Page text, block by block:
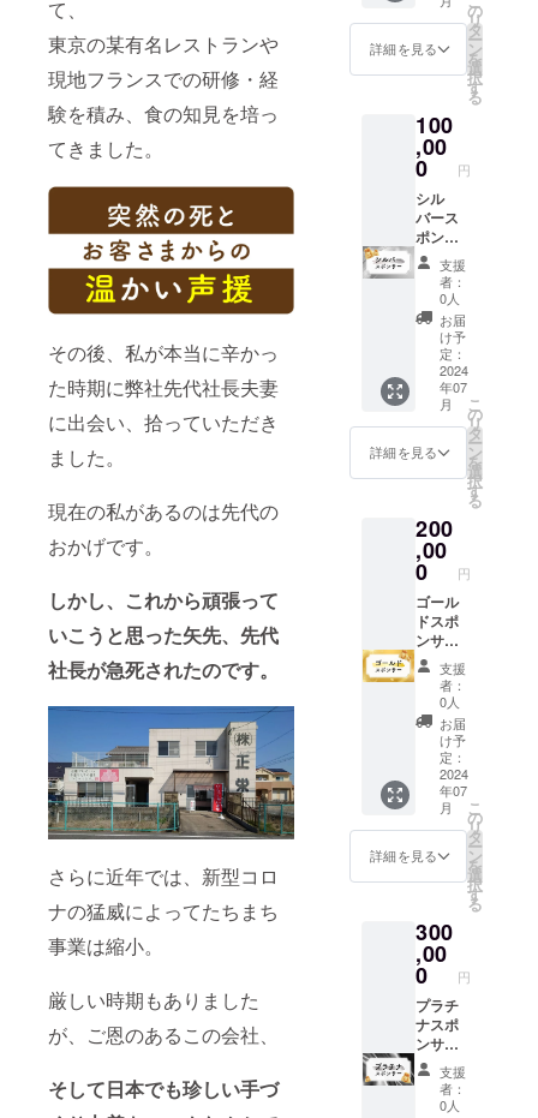
て、
東京の某有名レストランや
現地フランスでの研修・経
験を積み、食の知見を培っ
てきました。
その後、私が本当に辛かっ
た時期に弊社先代社長夫妻
に出会い、拾っていただき
ました。
現在の私があるのは先代の
おかげです。
しかし、これから頑張って
いこうと思った矢先、先代
社長が急死されたのです。
さらに近年では、新型コロ
ナの猛威によってたちまち
事業は縮小。
厳しい時期もありました
が、ご恩のあるこの会社、
そして日本でも珍しい手づ
ターン
送りい
たしま
参考
に、必
ず備考
キャラ
クター
の名前
①名前
②をご
記載く
ださい
※抽選結
果はお
届け日
より1ヶ
月後に
にてご
案内い
権をお
たしま
す。 概
の公式
キャラ
クター
を募集
しま
す。 ご
応募い
ただい
た方よ
り抽選
で2名に
巾着を
ご支援
いただ
いたリ
の2倍お
送りい
画像を
参考
に、必
欄に
キャラ
クター
の名前
①名前
②をご
記載く
ださい
※抽選結
果はお
届け日
より1ヶ
メール
にてご
す
商品の
ラベル
に表記
前には
必ずお
届けの
リター
ンに貼
付され
たラベ
ルや注
意書き
をご確
認くだ
さい。
※発送料
込み ●
キャラ
クター
名公募
権をお
要欄に
て正栄
の公式
キャラ
クター
の名前
を募集
しま
す。 ご
応募い
ただい
た方よ
り抽選
で2名に
巾着を
ご支援
いただ
いたリ
の2倍お
たしま
す。 ※
画像を
参考
に、必
ず備考
欄に
キャラ
クター
の名前
チー
ズ：3個
うど
もち：5
送月】
7月、10
月、12
月、2
月、4月
※賞味期
限：冷
蔵で2日
冷凍で
1ヶ月 ※
原材料
及び添
加物等
の食品
表示は
お届け
商品の
ラベル
品開封
前には
必ずお
届けの
リター
ンに貼
付され
たラベ
ルや注
意書き
をご確
認くだ
さい。
※発送料
込み ●
キャラ
クター
名公募
す。 概
要欄に
て正栄
の公式
キャラ
クター
の名前
を募集
しま
す。 ご
いたし
ます。
ご希望
の個
人〜企
ロゴを
焼印い
たしま
す。 10
個パッ
クを2個
お送り
いたし
ます。
【10個
パック
内訳】
チーズ
もち：3
個 肉み
そ：3個
チーズ
ベーコ
ン：3個
コーン
ズ：3個
うど
ん：3個
もち：5
個 ※
メール
にてご
希望の
ロゴ
データ
のやり
とりを
させて
いただ
きます
（焼印
は細か
すぎる
場合対
応でき
すので
予め相
談くだ
さい）
※焼印制
作には
1ヶ月ほ
どお時
間を要
します
詳細を見る
の
リ
タ
ー
ン
を
選
択
す
る
100
,00
0 円
シル
バース
ポン
サー ●
オリジ
ナルの
ロゴが
入った
巾着を
お作り
いたし
ます。
ご希望
の個
人〜企
業様の
焼印い
たしま
す。 試
作品10
個パッ
クを2個
お送り
いたし
ます。
【10個
パック
内訳】
チーズ
もち：3
個 肉み
そ：3個
チーズ
ベーコ
ン：3個
コーン
ズ：3個
うど
ん：3個
もち：5
個 【試
作まで
の流
れ】 ①
電話で
要望確
支援
者：
0人
お届
け予
定：
2024
年07
月
詳細を見る
こ
の
リ
タ
ー
ン
を
選
択
す
る
200
,00
0 円
ゴール
ドスポ
ンサー
●オリジ
ナルの
ロゴが
入った
巾着を
お作り
いたし
ます。
ご希望
の個
人〜企
業様の
ロゴを
たしま
す。 試
作品10
個パッ
クを2個
お送り
いたし
ます。
【10個
パック
支援
者：
0人
お届
け予
定：
2024
年07
月
詳細を見る
こ
の
リ
タ
ー
ン
を
選
択
す
る
300
,00
0 円
プラチ
ナスポ
ンサー
●オリジ
ナルの
ロゴが
支援
者：
0人